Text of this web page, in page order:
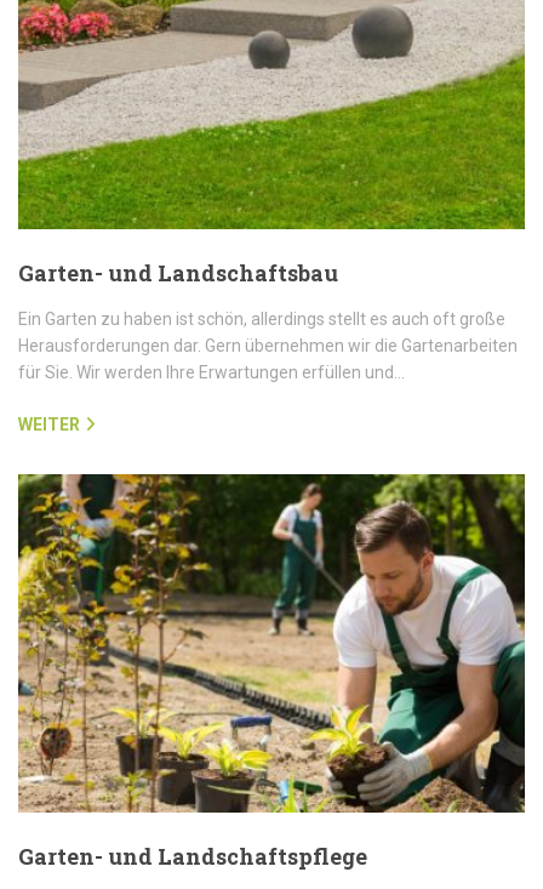
Garten- und Landschaftsbau
Ein Garten zu haben ist schön, allerdings stellt es auch oft große
Herausforderungen dar. Gern übernehmen wir die Gartenarbeiten
für Sie. Wir werden Ihre Erwartungen erfüllen und…
WEITER
Garten- und Landschaftspflege